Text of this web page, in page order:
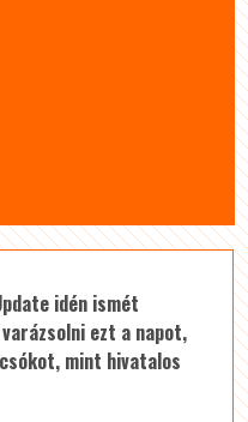
idén ismét
ezt a napot,
mint hivatalos